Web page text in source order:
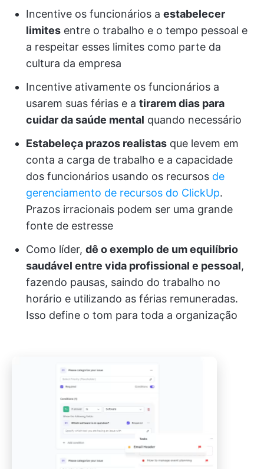
Incentive os funcionários a estabelecer
limites entre o trabalho e o tempo pessoal e
a respeitar esses limites como parte da
cultura da empresa
Incentive ativamente os funcionários a
usarem suas férias e a tirarem dias para
cuidar da saúde mental quando necessário
Estabeleça prazos realistas que levem em
conta a carga de trabalho e a capacidade
dos funcionários usando os recursos de
gerenciamento de recursos do ClickUp.
Prazos irracionais podem ser uma grande
fonte de estresse
Como líder, dê o exemplo de um equilíbrio
saudável entre vida profissional e pessoal,
fazendo pausas, saindo do trabalho no
horário e utilizando as férias remuneradas.
Isso define o tom para toda a organização